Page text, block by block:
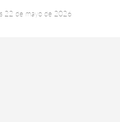
22 de mayo de 2026